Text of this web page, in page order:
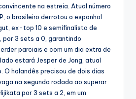
na estreia. Atual número
o brasileiro derrotou o espanhol
ex-top 10 e semifinalista de
por 3 sets a 0, garantindo
parciais e com um dia extra de
estará Jesper de Jong, atual
O holandês precisou de dois dias
na segunda rodada ao superar
por 3 sets a 2, em um